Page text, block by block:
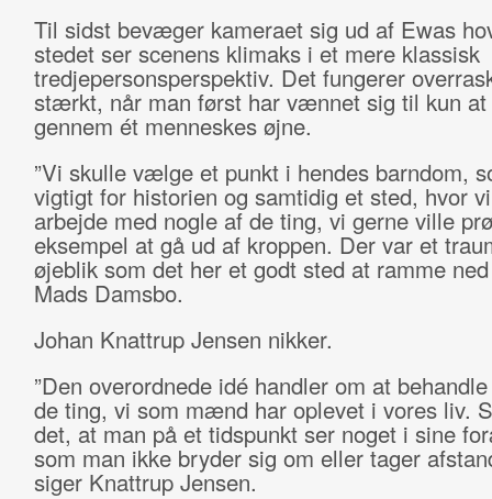
Til sidst bevæger kameraet sig ud af Ewas
stedet ser scenens klimaks i et mere klassisk
tredjepersonsperspektiv. Det fungerer
stærkt, når man først har vænnet sig til kun at
gennem ét menneskes øjne.
”Vi skulle vælge et punkt i hendes barndom,
vigtigt for historien og samtidig et sted, hvor
arbejde med nogle af de ting, vi gerne ville
eksempel at gå ud af kroppen. Der var et
øjeblik som det her et godt sted at ramme ned
Mads Damsbo.
Johan Knattrup Jensen nikker.
”Den overordnede idé handler om at
de ting, vi som mænd har oplevet i vores liv.
det, at man på et tidspunkt ser noget i sine
som man ikke bryder sig om eller tager
siger Knattrup Jensen.